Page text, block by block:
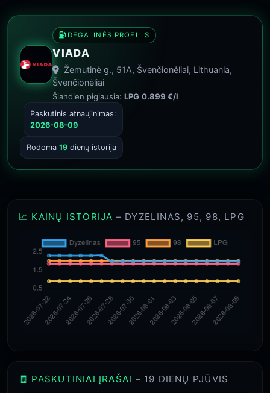
DEGALINĖS PROFILIS
VIADA
Žemutinė g., 51A, Švenčionėliai, Lithuania,
Švenčionėliai
Šiandien pigiausia:LPG 0.899 €/l
Paskutinis atnaujinimas:
2026-08-09
Rodoma 19 dienų istorija
📈 KAINŲ ISTORIJA – DYZELINAS, 95, 98, LPG
🧾 PASKUTINIAI ĮRAŠAI – 19 DIENŲ PJŪVIS